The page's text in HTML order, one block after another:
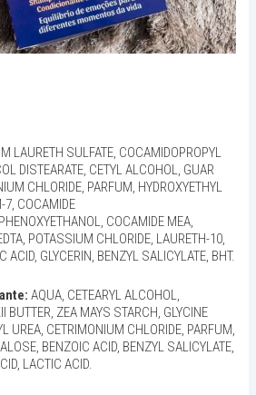
LAURETH SULFATE, COCAMIDOPROPYL
DISTEARATE, CETYL ALCOHOL, GUAR
CHLORIDE, PARFUM, HYDROXYETHYL
7, COCAMIDE
COCAMIDE MEA,
POTASSIUM CHLORIDE, LAURETH-10,
ACID, GLYCERIN, BENZYL SALICYLATE, BHT.
AQUA, CETEARYL ALCOHOL,
BUTTER, ZEA MAYS STARCH, GLYCINE
UREA, CETRIMONIUM CHLORIDE, PARFUM,
BENZOIC ACID, BENZYL SALICYLATE,
LACTIC ACID.